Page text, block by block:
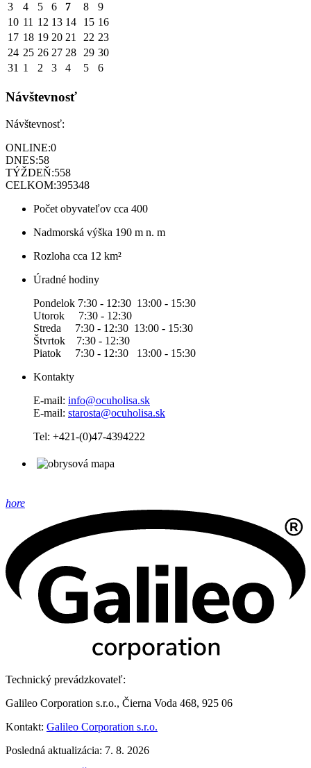
3
4 5 6 7 8
9
10 11 12 13 14 15 16
17 18 19 20 21 22 23
24 25 26 27 28 29 30
31 1 2 3 4 5 6
Návštevnosť
Návštevnosť:
ONLINE:0
DNES:58
TÝŽDEŇ:558
CELKOM:395348
Počet obyvateľov cca 400
Nadmorská výška 190 m n. m
Rozloha cca 12 km²
Úradné hodiny
Pondelok 7:30 - 12:30 13:00 - 15:30
Utorok 7:30 - 12:30
Streda 7:30 - 12:30 13:00 - 15:30
Štvrtok 7:30 - 12:30
Piatok 7:30 - 12:30 13:00 - 15:30
Kontakty
E-mail: info@ocuholisa.sk
E-mail: starosta@ocuholisa.sk
Tel: +421-(0)47-4394222
hore
Technický prevádzkovateľ:
Galileo Corporation s.r.o., Čierna Voda 468, 925 06
Kontakt: Galileo Corporation s.r.o.
Posledná aktualizácia: 7. 8. 2026